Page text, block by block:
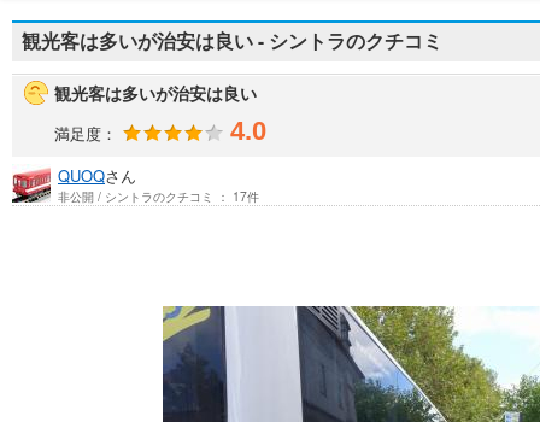
観光客は多いが治安は良い - シントラのクチコミ
観光客は多いが治安は良い
満足度： 4.0
QUOQさん
非公開 / シントラのクチコミ ： 17件